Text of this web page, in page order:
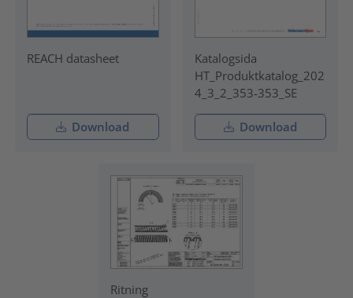
REACH datasheet
Download
Katalogsida
HT_Produktkatalog_202
4_3_2_353-353_SE
Download
Ritning